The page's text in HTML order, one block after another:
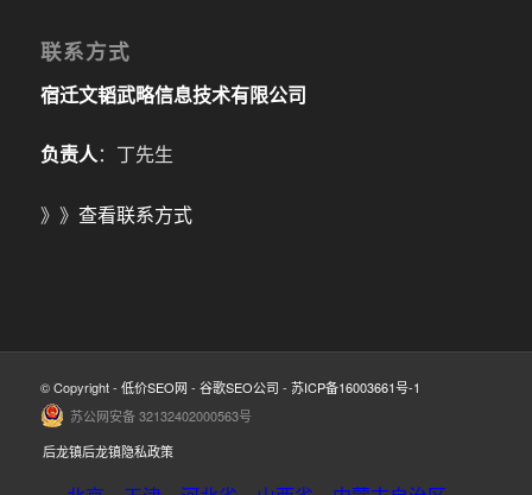
联系方式
宿迁文韬武略信息技术有限公司
负责人：丁先生
》》 查看联系方式
© Copyright - 低价SEO网 - 谷歌SEO公司 - 苏ICP备16003661号-1
苏公网安备 32132402000563号
后龙镇后龙镇隐私政策